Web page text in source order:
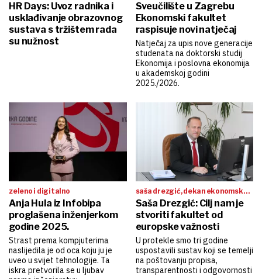
HR Days: Uvoz radnika i
usklađivanje obrazovnog
sustava s tržištem rada
su nužnost
Sveučilište u Zagrebu
Ekonomski fakultet
raspisuje novi natječaj
Natječaj za upis nove generacije
studenata na doktorski studij
Ekonomija i poslovna ekonomija
u akademskoj godini
2025./2026.
zeleno i digitalno
Anja Hula iz Infobipa
proglašena inženjerkom
godine 2025.
Strast prema kompjuterima
naslijedila je od oca koju ju je
uveo u svijet tehnologije. Ta
iskra pretvorila se u ljubav
saša drezgić, dekan ekonomskog
fakulteta u rijeci:
Saša Drezgić: Cilj nam je
stvoriti fakultet od
europske važnosti
U protekle smo tri godine
uspostavili sustav koji se temelji
na poštovanju propisa,
transparentnosti i odgovornosti